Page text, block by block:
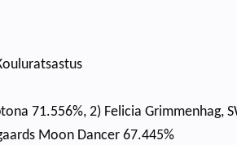
71.556%, 2) Felicia Grimmenhag,
Moon Dancer 67.445%